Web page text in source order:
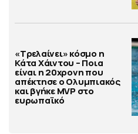
«Τρελαίνει» κόσμο η
Κάτα Χάιντου – Ποια
είναι η 20χρονη που
απέκτησε ο Ολυμπιακός
και βγήκε MVP στο
ευρωπαϊκό